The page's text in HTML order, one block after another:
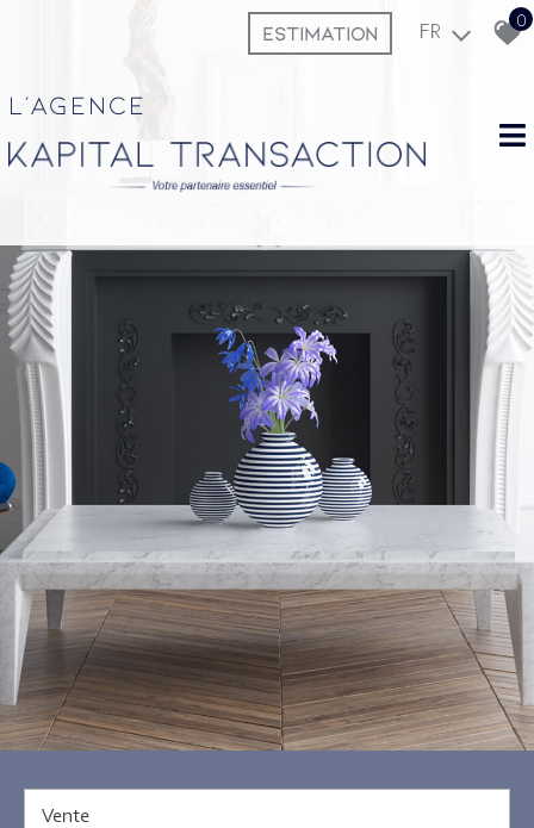
ESTIMATION FR
0
L'agence
Vente